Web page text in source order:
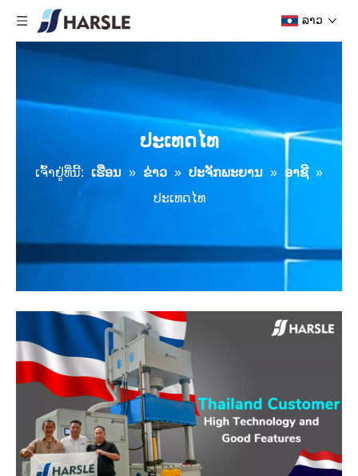
ລາວ
ປະເທດໄທ
ເຈົ້າ​ຢູ່​ທີ່​ນີ້: ເຮືອນ » ຂ່າວ » ປະຈັກພະຍານ » ອາຊີ »
ປະເທດໄທ